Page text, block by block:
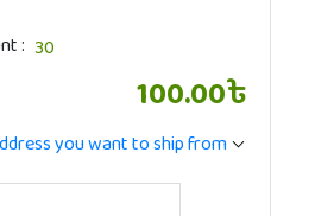
100.00৳
you want to ship from